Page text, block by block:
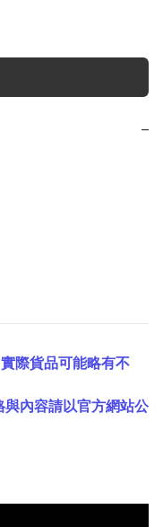
−
際貨品可能略有不
與內容請以官方網站公